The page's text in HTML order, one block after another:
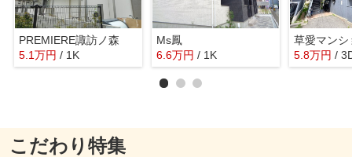
PREMIERE諏訪ノ森
5.1万円 / 1K
Ms鳳
6.6万円 / 1K
草愛マンシ
5.8万円 /
こだわり特集